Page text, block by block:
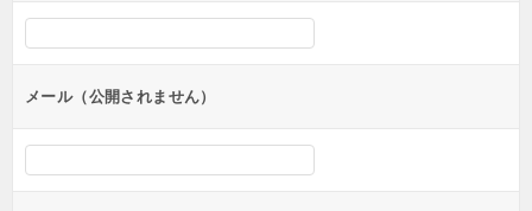
シ
ンメール（公開されません）